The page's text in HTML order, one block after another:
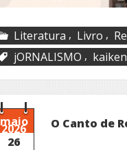
Literatura , Livro ,
jORNALISMO ,
maio
2026
26
O Canto de